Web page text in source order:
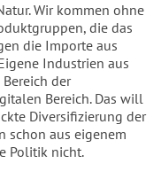
Wir kommen ohne
die das
die Importe aus
Industrien aus
der
Bereich. Das will
Diversifizierung der
schon aus eigenem
Politik nicht.